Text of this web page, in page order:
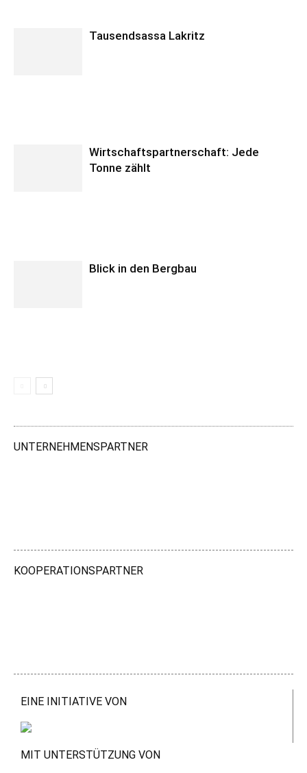
Tausendsassa Lakritz
Wirtschaftspartnerschaft: Jede
Tonne zählt
Blick in den Bergbau
UNTERNEHMENSPARTNER
KOOPERATIONSPARTNER
EINE INITIATIVE VON
MIT UNTERSTÜTZUNG VON